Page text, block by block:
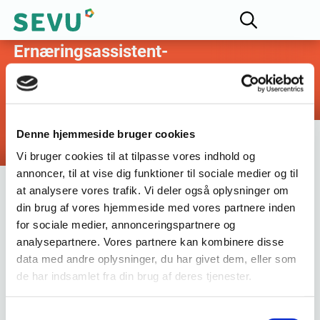
Denne hjemmeside bruger cookies
Vi bruger cookies til at tilpasse vores indhold og
annoncer, til at vise dig funktioner til sociale medier og til
at analysere vores trafik. Vi deler også oplysninger om
din brug af vores hjemmeside med vores partnere inden
for sociale medier, annonceringspartnere og
analysepartnere. Vores partnere kan kombinere disse
data med andre oplysninger, du har givet dem, eller som
de har indsamlet fra din brug af deres tjenester.
Fagligt Udvalg for
Ernæringsassistent-
uddannelsen
28-03-2026
Ernæringsassistentuddannelsen som
konkurrencefag til DM i Skills 2027
Efter en årrække, hvor ernæringsassistentuddannelsen